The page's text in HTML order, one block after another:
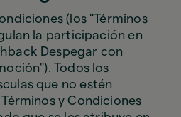
(los "Términos
la participación en
Despegar con
Todos los
que no estén
y Condiciones